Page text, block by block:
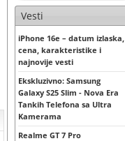
Vesti
iPhone 16e – datum izlaska,
cena, karakteristike i
najnovije vesti
Ekskluzivno: Samsung
Galaxy S25 Slim - Nova Era
Tankih Telefona sa Ultra
Kamerama
Realme GT 7 Pro